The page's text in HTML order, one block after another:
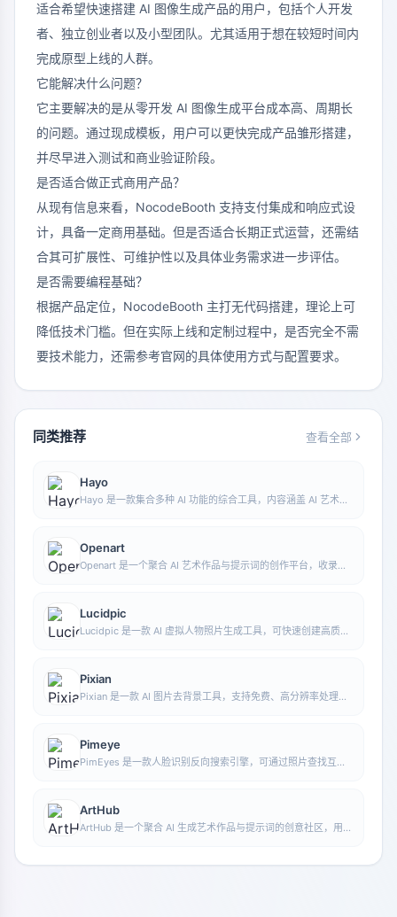
适合希望快速搭建 AI 图像生成产品的用户，包括个人开发
者、独立创业者以及小型团队。尤其适用于想在较短时间内
完成原型上线的人群。
它能解决什么问题？
它主要解决的是从零开发 AI 图像生成平台成本高、周期长
的问题。通过现成模板，用户可以更快完成产品雏形搭建，
并尽早进入测试和商业验证阶段。
是否适合做正式商用产品？
从现有信息来看，NocodeBooth 支持支付集成和响应式设
计，具备一定商用基础。但是否适合长期正式运营，还需结
合其可扩展性、可维护性以及具体业务需求进一步评估。
是否需要编程基础？
根据产品定位，NocodeBooth 主打无代码搭建，理论上可
降低技术门槛。但在实际上线和定制过程中，是否完全不需
要技术能力，还需参考官网的具体使用方式与配置要求。
同类推荐 查看全部
Hayo
Hayo 是一款集合多种 AI 功能的综合工具，内容涵盖 AI 艺术、
Openart
Openart 是一个聚合 AI 艺术作品与提示词的创作平台，收录大
Lucidpic
Lucidpic 是一款 AI 虚拟人物照片生成工具，可快速创建高质量
Pixian
Pixian 是一款 AI 图片去背景工具，支持免费、高分辨率处理，
Pimeye
PimEyes 是一款人脸识别反向搜索引擎，可通过照片查找互联
ArtHub
ArtHub 是一个聚合 AI 生成艺术作品与提示词的创意社区，用户